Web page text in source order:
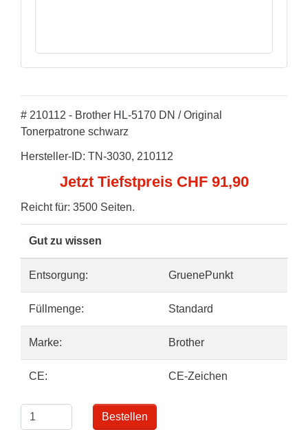
# 210112 - Brother HL-5170 DN / Original
Tonerpatrone schwarz
Hersteller-ID: TN-3030, 210112
Jetzt Tiefstpreis CHF 91,90
Reicht für: 3500 Seiten.
Gut zu wissen
Entsorgung: GruenePunkt
Füllmenge: Standard
Marke: Brother
CE: CE-Zeichen
Bestellen